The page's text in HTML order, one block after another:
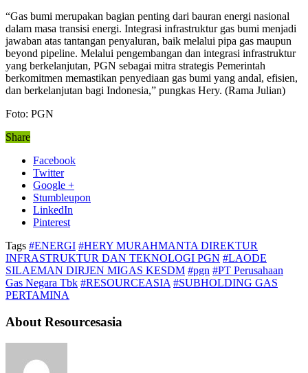
“Gas bumi merupakan bagian penting dari bauran energi nasional
dalam masa transisi energi. Integrasi infrastruktur gas bumi menjadi
jawaban atas tantangan penyaluran, baik melalui pipa gas maupun
beyond pipeline. Melalui pengembangan dan integrasi infrastruktur
yang berkelanjutan, PGN sebagai mitra strategis Pemerintah
berkomitmen memastikan penyediaan gas bumi yang andal, efisien,
dan berkelanjutan bagi Indonesia,” pungkas Hery. (Rama Julian)
Foto: PGN
Share
Facebook
Twitter
Google +
Stumbleupon
LinkedIn
Pinterest
Tags #ENERGI #HERY MURAHMANTA DIREKTUR
INFRASTRUKTUR DAN TEKNOLOGI PGN #LAODE
SILAEMAN DIRJEN MIGAS KESDM #pgn #PT Perusahaan
Gas Negara Tbk #RESOURCEASIA #SUBHOLDING GAS
PERTAMINA
About Resourcesasia